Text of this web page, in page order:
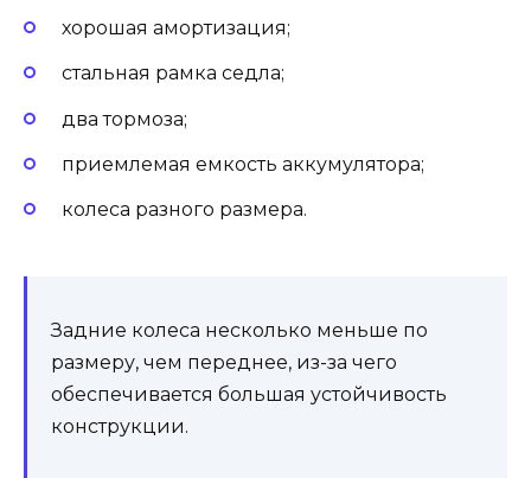
хорошая амортизация;
стальная рамка седла;
два тормоза;
приемлемая емкость аккумулятора;
колеса разного размера.
Задние колеса несколько меньше по
размеру, чем переднее, из-за чего
обеспечивается большая устойчивость
конструкции.